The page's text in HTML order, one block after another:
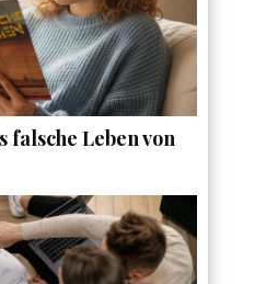
falsche Leben von